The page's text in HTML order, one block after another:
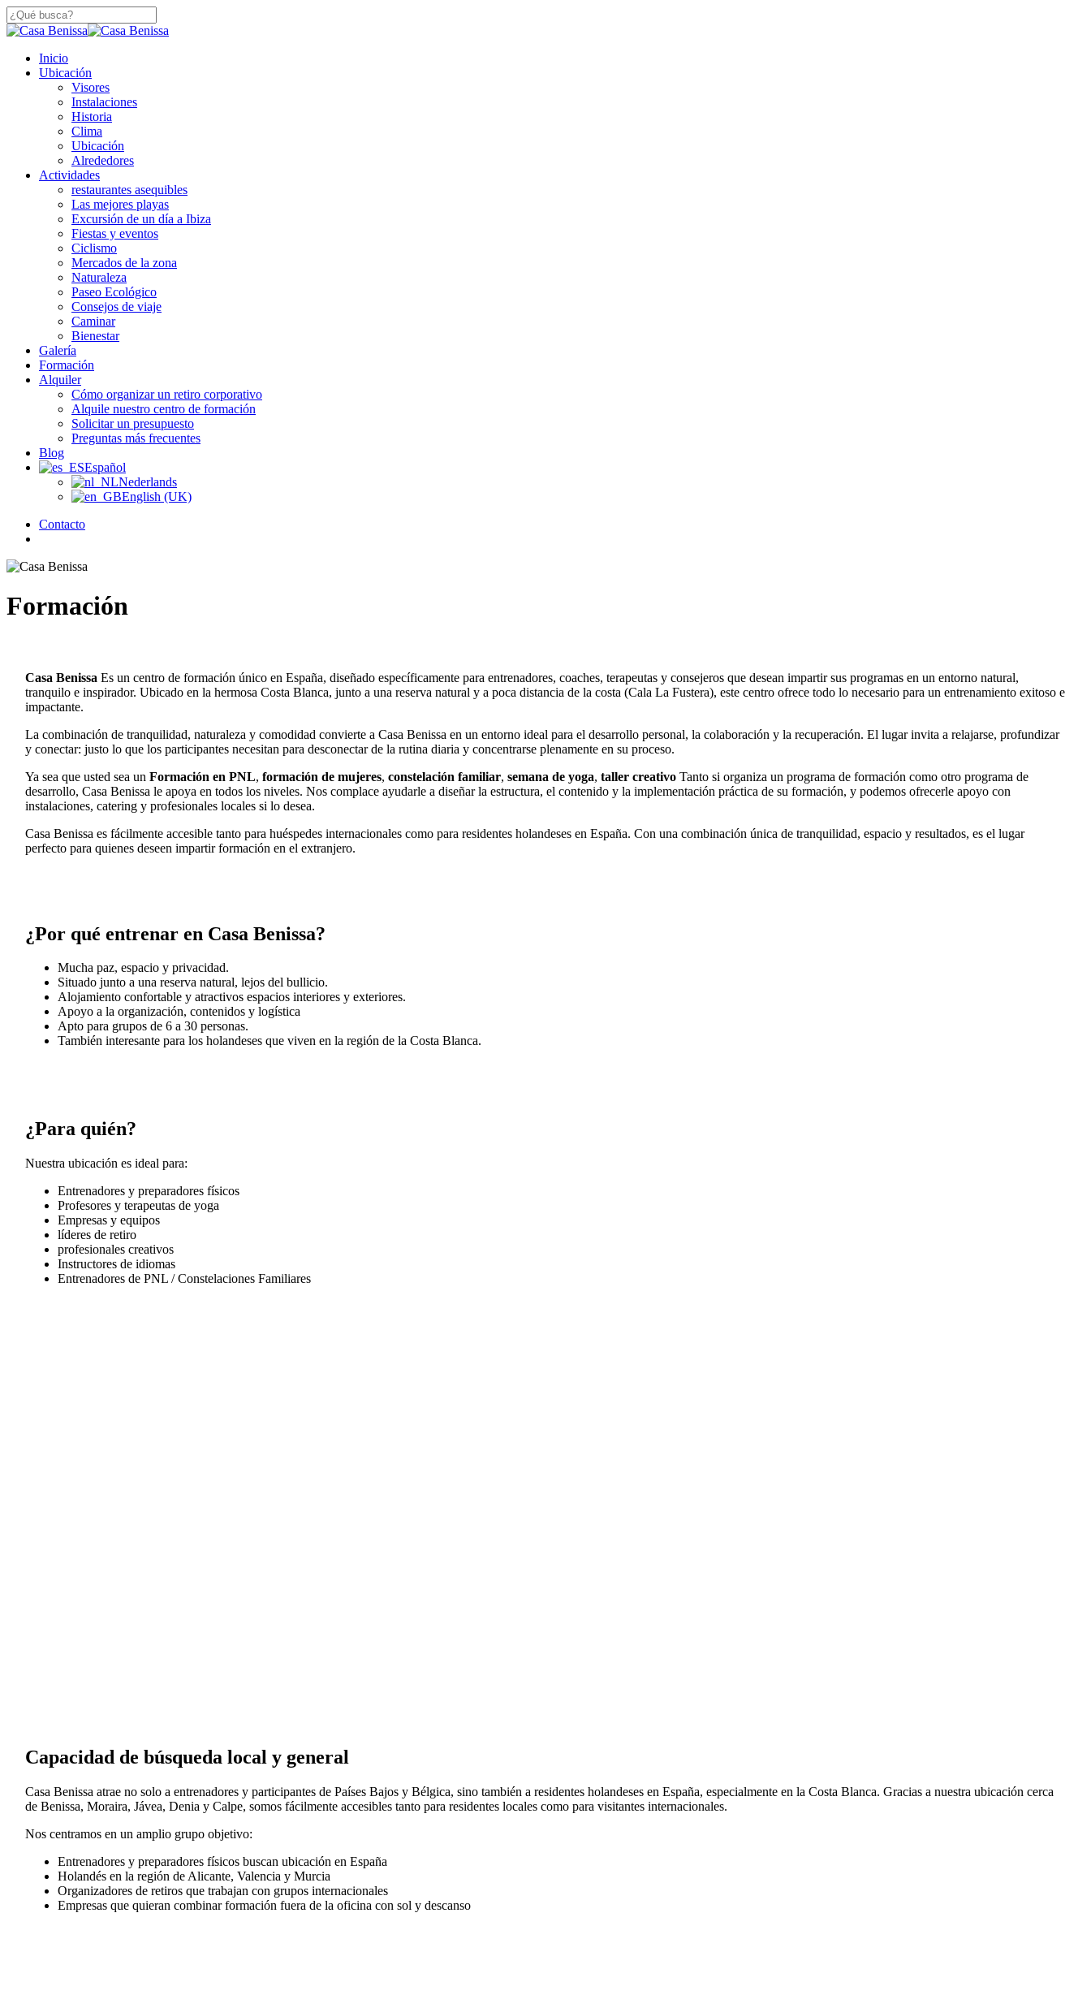
Saltar
a
principal
Cerca
Búsqueda
búsqueda
Menú
Inicio
Ubicación
Visores
Instalaciones
Historia
Clima
Ubicación
Alrededores
Actividades
restaurantes asequibles
Las mejores playas
Excursión de un día a Ibiza
Fiestas y eventos
Ciclismo
Mercados de la zona
Naturaleza
Paseo Ecológico
Consejos de viaje
Caminar
Bienestar
Galería
Formación
Alquiler
Cómo organizar un retiro corporativo
Alquile nuestro centro de formación
Solicitar un presupuesto
Preguntas más frecuentes
Blog
Español
Nederlands
English (UK)
Contacto
Formación
Casa Benissa Es un centro de formación único en España, diseñado específicamente para entrenadores, coaches, terapeutas y consejeros que desean impartir sus programas en un entorno natural,
tranquilo e inspirador. Ubicado en la hermosa Costa Blanca, junto a una reserva natural y a poca distancia de la costa (Cala La Fustera), este centro ofrece todo lo necesario para un entrenamiento exitoso e
impactante.
La combinación de tranquilidad, naturaleza y comodidad convierte a Casa Benissa en un entorno ideal para el desarrollo personal, la colaboración y la recuperación. El lugar invita a relajarse, profundizar
y conectar: justo lo que los participantes necesitan para desconectar de la rutina diaria y concentrarse plenamente en su proceso.
Ya sea que usted sea unFormación en PNL,formación de mujeres,constelación familiar,semana de yoga,taller creativo Tanto si organiza un programa de formación como otro programa de
desarrollo, Casa Benissa le apoya en todos los niveles. Nos complace ayudarle a diseñar la estructura, el contenido y la implementación práctica de su formación, y podemos ofrecerle apoyo con
instalaciones, catering y profesionales locales si lo desea.
Casa Benissa es fácilmente accesible tanto para huéspedes internacionales como para residentes holandeses en España. Con una combinación única de tranquilidad, espacio y resultados, es el lugar
perfecto para quienes deseen impartir formación en el extranjero.
¿Por qué entrenar en Casa Benissa?
Mucha paz, espacio y privacidad.
Situado junto a una reserva natural, lejos del bullicio.
Alojamiento confortable y atractivos espacios interiores y exteriores.
Apoyo a la organización, contenidos y logística
Apto para grupos de 6 a 30 personas.
También interesante para los holandeses que viven en la región de la Costa Blanca.
¿Para quién?
Nuestra ubicación es ideal para:
Entrenadores y preparadores físicos
Profesores y terapeutas de yoga
Empresas y equipos
líderes de retiro
profesionales creativos
Instructores de idiomas
Entrenadores de PNL / Constelaciones Familiares
Capacidad de búsqueda local y general
Casa Benissa atrae no solo a entrenadores y participantes de Países Bajos y Bélgica, sino también a residentes holandeses en España, especialmente en la Costa Blanca. Gracias a nuestra ubicación cerca
de Benissa, Moraira, Jávea, Denia y Calpe, somos fácilmente accesibles tanto para residentes locales como para visitantes internacionales.
Nos centramos en un amplio grupo objetivo:
Entrenadores y preparadores físicos buscan ubicación en España
Holandés en la región de Alicante, Valencia y Murcia
Organizadores de retiros que trabajan con grupos internacionales
Empresas que quieran combinar formación fuera de la oficina con sol y descanso